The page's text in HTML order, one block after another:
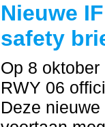
Nieuwe
safety
Op 8
RWY 06
Deze